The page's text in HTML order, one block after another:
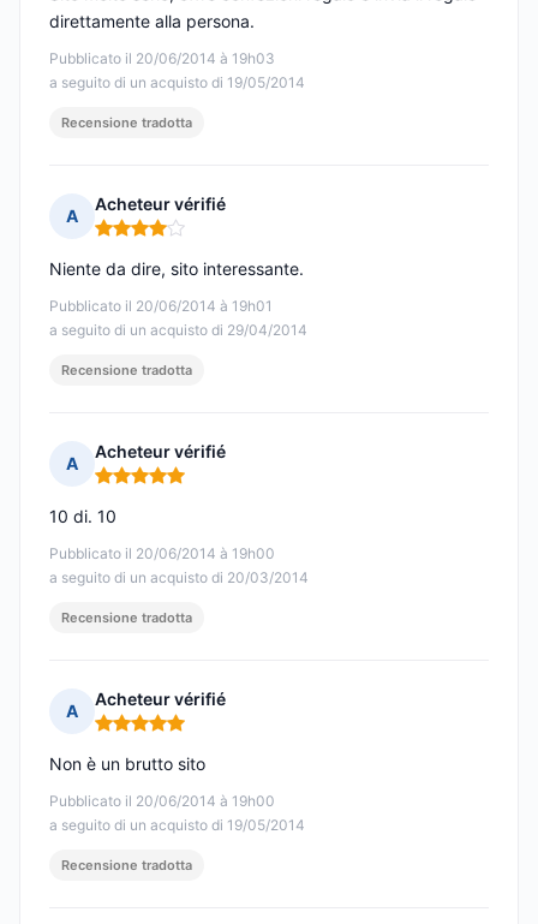
Pubblicato il 20/06/2014 à 19h03
a seguito di un acquisto di 19/05/2014
direttamente alla persona.
Recensione tradotta
A
Acheteur vérifié
Nota: 4 su 5
Pubblicato il 20/06/2014 à 19h01
a seguito di un acquisto di 29/04/2014
Niente da dire, sito interessante.
Recensione tradotta
A
Acheteur vérifié
Nota: 5 su 5
Pubblicato il 20/06/2014 à 19h00
a seguito di un acquisto di 20/03/2014
10 di. 10
Recensione tradotta
A
Acheteur vérifié
Nota: 5 su 5
Pubblicato il 20/06/2014 à 19h00
a seguito di un acquisto di 19/05/2014
Non è un brutto sito
Recensione tradotta